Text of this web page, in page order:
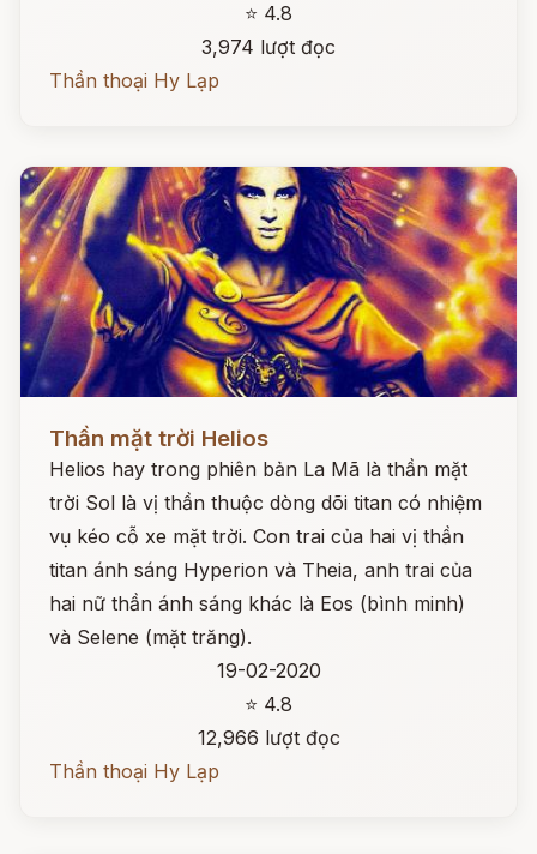
⭐ 4.8
3,974 lượt đọc
Thần thoại Hy Lạp
Đọc ngay
Thần mặt trời Helios
Helios hay trong phiên bản La Mã là thần mặt
trời Sol là vị thần thuộc dòng dõi titan có nhiệm
vụ kéo cỗ xe mặt trời. Con trai của hai vị thần
titan ánh sáng Hyperion và Theia, anh trai của
hai nữ thần ánh sáng khác là Eos (bình minh)
và Selene (mặt trăng).
19-02-2020
⭐ 4.8
12,966 lượt đọc
Thần thoại Hy Lạp